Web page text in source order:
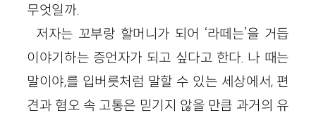
무엇일까.
저자는 꼬부랑 할머니가 되어 ‘라떼는’을 거듭
이야기하는 증언자가 되고 싶다고 한다. 나 때는
말이야,를 입버릇처럼 말할 수 있는 세상에서, 편
견과 혐오 속 고통은 믿기지 않을 만큼 과거의 유